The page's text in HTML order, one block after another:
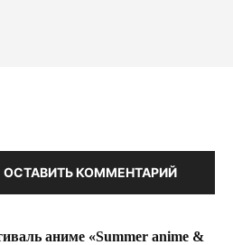
КОММЕНТАРИЙ
аниме «Summer anime &